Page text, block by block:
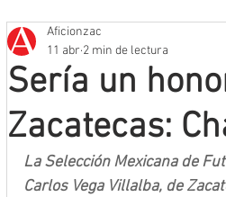
Que no se olvide
Mineros LNBP
Sería un
Zacatecas:
Aficionzac
11 abr 2 min de lectura
La Selección Mexicana de
Carlos Vega Villalba, de